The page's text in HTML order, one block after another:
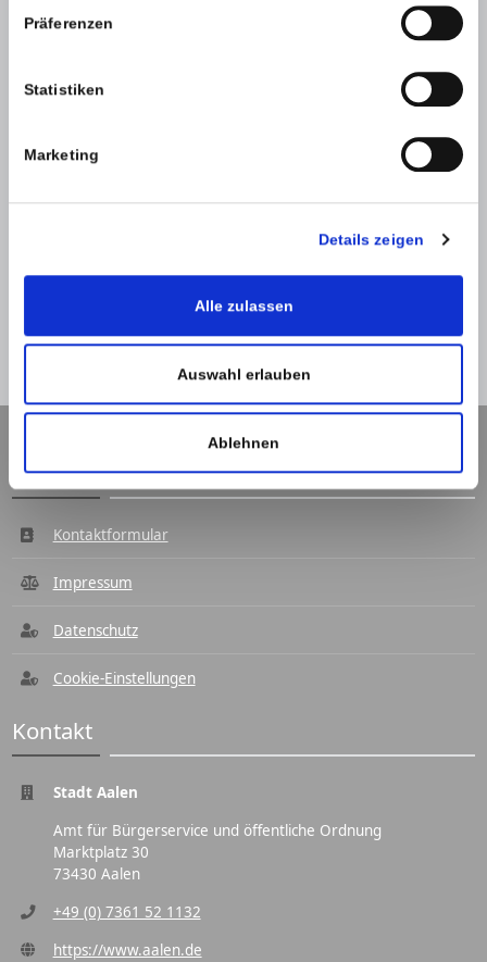
Präferenzen
Statistiken
Marketing
Details zeigen
Alle zulassen
Auswahl erlauben
Ablehnen
SPAM-Schutz *
Zurück Absenden
Navigation
Kontaktformular
Impressum
Datenschutz
Cookie-Einstellungen
Kontakt
Stadt Aalen
Amt für Bürgerservice und öffentliche Ordnung
Marktplatz 30
73430 Aalen
+49 (0) 7361 52 1132
https://www.aalen.de